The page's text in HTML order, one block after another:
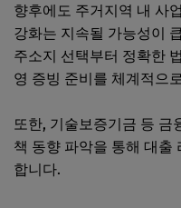
향후에도 주거지역 내 사
강화는 지속될 가능성이
주소지 선택부터 정확한
영 증빙 준비를 체계적으
또한, 기술보증기금 등 금
책 동향 파악을 통해 대출
합니다.